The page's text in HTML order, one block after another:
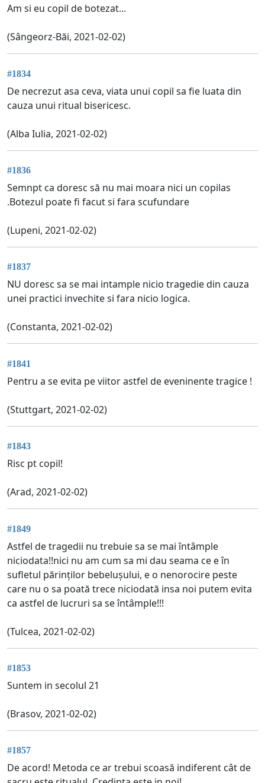
Am si eu copil de botezat...
(Sângeorz-Băi, 2021-02-02)
#1834
De necrezut asa ceva, viata unui copil sa fie luata din
cauza unui ritual bisericesc.
(Alba Iulia, 2021-02-02)
#1836
Semnpt ca doresc să nu mai moara nici un copilas
.Botezul poate fi facut si fara scufundare
(Lupeni, 2021-02-02)
#1837
NU doresc sa se mai intample nicio tragedie din cauza
unei practici invechite si fara nicio logica.
(Constanta, 2021-02-02)
#1841
Pentru a se evita pe viitor astfel de eveninente tragice !
(Stuttgart, 2021-02-02)
#1843
Risc pt copil!
(Arad, 2021-02-02)
#1849
Astfel de tragedii nu trebuie sa se mai întâmple
niciodata!!nici nu am cum sa mi dau seama ce e în
sufletul părinților bebelușului, e o nenorocire peste
care nu o sa poată trece niciodată insa noi putem evita
ca astfel de lucruri sa se întâmple!!!
(Tulcea, 2021-02-02)
#1853
Suntem in secolul 21
(Brasov, 2021-02-02)
#1857
De acord! Metoda ce ar trebui scoasă indiferent cât de